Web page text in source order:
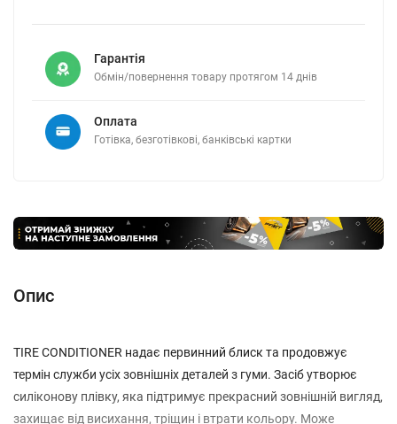
Гарантія
Обмін/повернення товару протягом 14 днів
Оплата
Готівка, безготівкові, банківські картки
Опис
TIRE CONDITIONER надає первинний блиск та продовжує
термін служби усіх зовнішніх деталей з гуми. Засіб утворює
силіконову плівку, яка підтримує прекрасний зовнішній вигляд,
захищає від висихання, тріщин і втрати кольору. Може